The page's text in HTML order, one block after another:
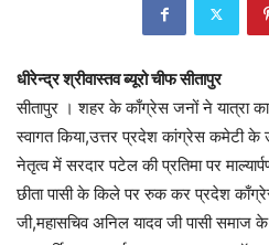
धीरेन्द्र श्रीवास्तव ब्यूरो चीफ सीतापुर
सीतापुर । शहर के काँग्रेस जनों ने यात्रा
स्वागत किया,उत्तर प्रदेश कांग्रेस कमेटी के
नेतृत्व में सरदार पटेल की प्रतिमा पर
छीता पासी के किले पर रुक कर प्रदेश
जी,महासचिव अनिल यादव जी पासी समाज